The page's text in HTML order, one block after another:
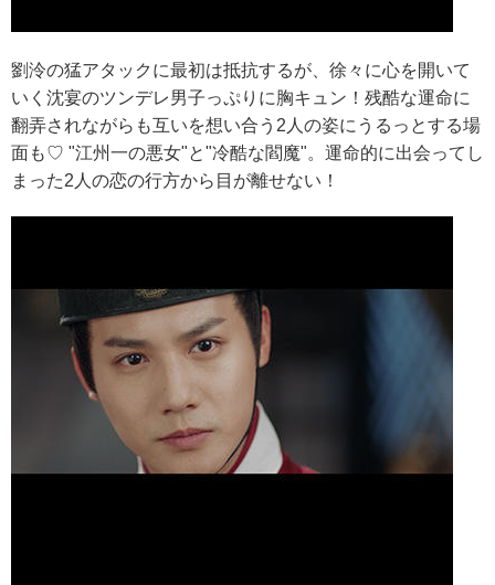
劉泠の猛アタックに最初は抵抗するが、徐々に心を開いて
いく沈宴のツンデレ男子っぷりに胸キュン！残酷な運命に
翻弄されながらも互いを想い合う2人の姿にうるっとする場
面も♡ "江州一の悪女"と"冷酷な閻魔"。運命的に出会ってし
まった2人の恋の行方から目が離せない！